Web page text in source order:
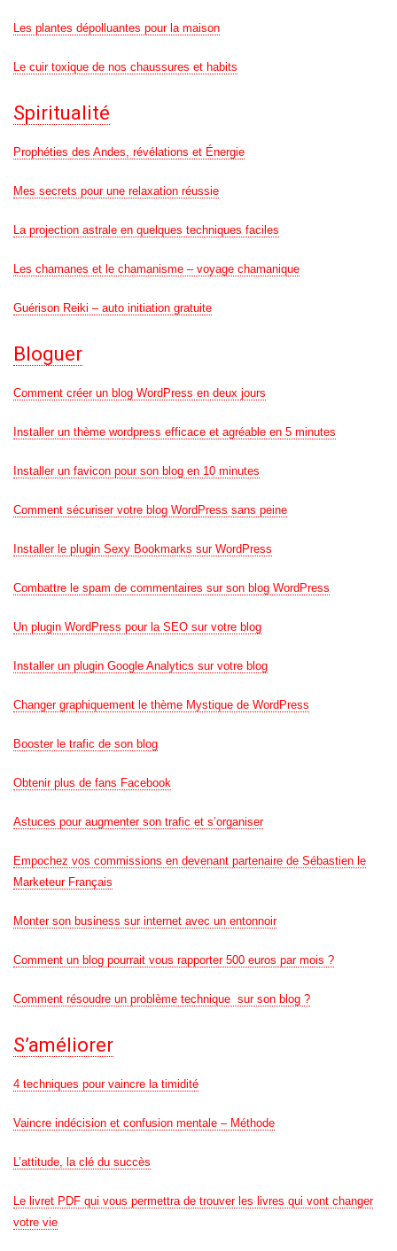
Les plantes dépolluantes pour la maison
Le cuir toxique de nos chaussures et habits
Spiritualité
Prophéties des Andes, révélations et Énergie
Mes secrets pour une relaxation réussie
La projection astrale en quelques techniques faciles
Les chamanes et le chamanisme – voyage chamanique
Guérison Reiki – auto initiation gratuite
Bloguer
Comment créer un blog WordPress en deux jours
Installer un thème wordpress efficace et agréable en 5 minutes
Installer un favicon pour son blog en 10 minutes
Comment sécuriser votre blog WordPress sans peine
Installer le plugin Sexy Bookmarks sur WordPress
Combattre le spam de commentaires sur son blog WordPress
Un plugin WordPress pour la SEO sur votre blog
Installer un plugin Google Analytics sur votre blog
Changer graphiquement le thème Mystique de WordPress
Booster le trafic de son blog
Obtenir plus de fans Facebook
Astuces pour augmenter son trafic et s’organiser
Empochez vos commissions en devenant partenaire de Sébastien le
Marketeur Français
Monter son business sur internet avec un entonnoir
Comment un blog pourrait vous rapporter 500 euros par mois ?
Comment résoudre un problème technique sur son blog ?
S’améliorer
4 techniques pour vaincre la timidité
Vaincre indécision et confusion mentale – Méthode
L’attitude, la clé du succès
Le livret PDF qui vous permettra de trouver les livres qui vont changer
votre vie